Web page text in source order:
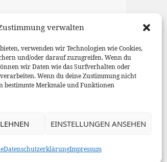
verwalten
verwenden wir Technologien wie Cookies,
und/oder darauf zuzugreifen. Wenn du
wir Daten wie das Surfverhalten oder
Wenn du deine Zustimmung nicht
bestimmte Merkmale und Funktionen
EINSTELLUNGEN ANSEHEN
DatenschutzerklärungImpressum
,